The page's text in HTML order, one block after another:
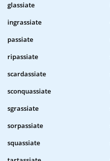
glassiate
ingrassiate
passiate
ripassiate
scardassiate
sconquassiate
sgrassiate
sorpassiate
squassiate